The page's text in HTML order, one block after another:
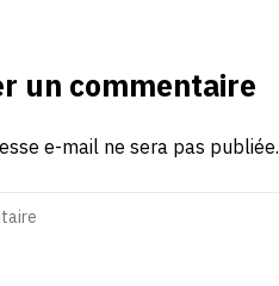
un commentaire
e-mail ne sera pas publiée.